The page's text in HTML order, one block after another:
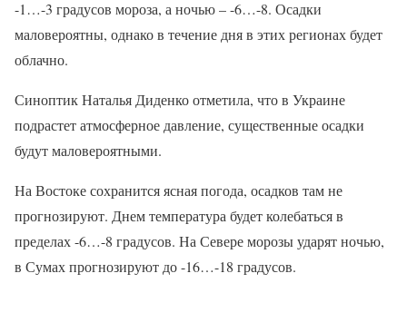
-1…-3 градусов мороза, а ночью – -6…-8. Осадки
маловероятны, однако в течение дня в этих регионах будет
облачно.
Синоптик Наталья Диденко отметила, что в Украине
подрастет атмосферное давление, существенные осадки
будут маловероятными.
На Востоке сохранится ясная погода, осадков там не
прогнозируют. Днем температура будет колебаться в
пределах -6…-8 градусов. На Севере морозы ударят ночью,
в Сумах прогнозируют до -16…-18 градусов.